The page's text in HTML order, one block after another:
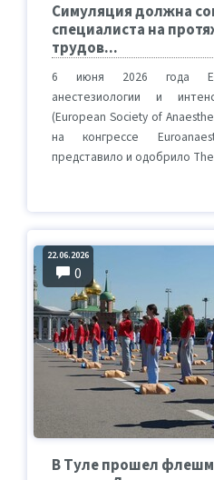
Симуляция должна
специалиста на
трудов...
6 июня 2026 года
анестезиологии и
(European Society of
на конгрессе
представило и одобрило The
22.06.2026
0
В Туле прошел